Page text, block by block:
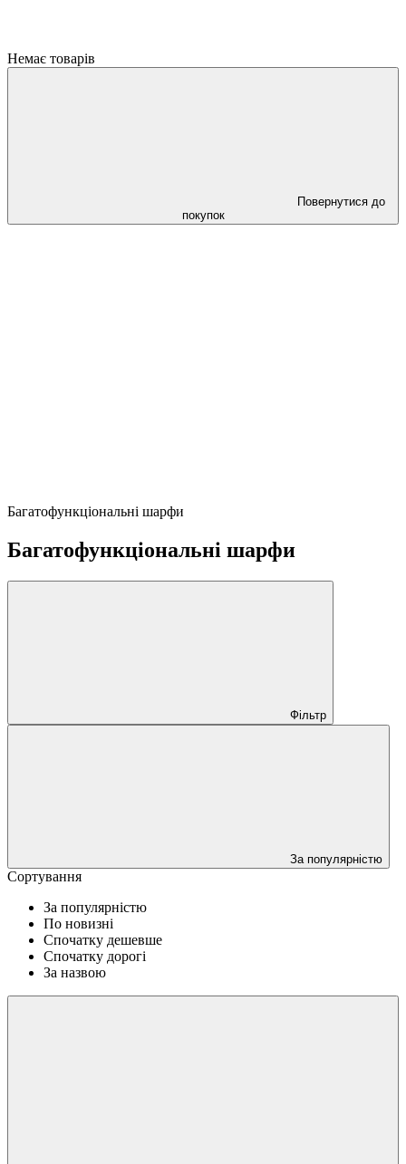
Немає товарів
Повернутися до
покупок
Багатофункціональні шарфи
Багатофункціональні шарфи
Фільтр
За популярністю
Сортування
За популярністю
По новизні
Спочатку дешевше
Спочатку дорогі
За назвою